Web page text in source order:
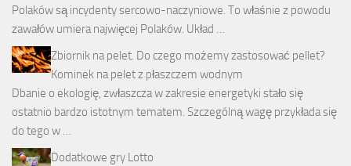
Polaków są incydenty sercowo-naczyniowe. To właśnie z powodu
zawałów umiera najwięcej Polaków. Układ …
Zbiornik na pelet. Do czego możemy zastosować pellet?
Kominek na pelet z płaszczem wodnym
Dbanie o ekologię, zwłaszcza w zakresie energetyki stało się
ostatnio bardzo istotnym tematem. Szczególną wagę przykłada się
do tego w …
Dodatkowe gry Lotto